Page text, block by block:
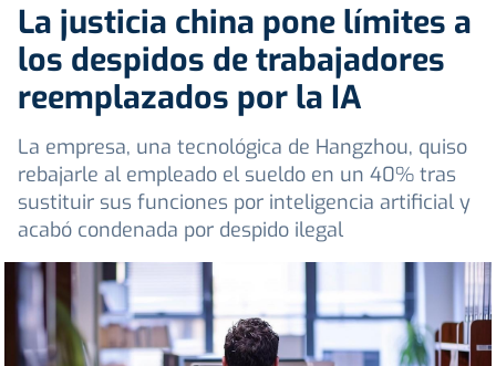
La justicia china pone límites a
los despidos de trabajadores
reemplazados por la IA
La empresa, una tecnológica de Hangzhou, quiso
rebajarle al empleado el sueldo en un 40% tras
sustituir sus funciones por inteligencia artificial y
acabó condenada por despido ilegal